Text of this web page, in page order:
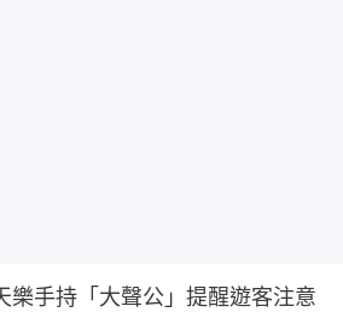
樂手持「大聲公」提醒遊客注意